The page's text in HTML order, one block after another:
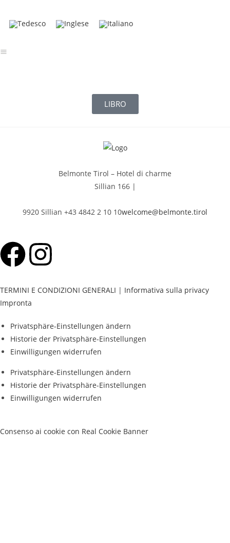
LIBRO
Belmonte Tirol – Hotel di charme
Sillian 166 |
9920 Sillian +43 4842 2 10 10welcome@belmonte.tirol
TERMINI E CONDIZIONI GENERALI | Informativa sulla privacy
Impronta
Privatsphäre-Einstellungen ändern
Historie der Privatsphäre-Einstellungen
Einwilligungen widerrufen
Privatsphäre-Einstellungen ändern
Historie der Privatsphäre-Einstellungen
Einwilligungen widerrufen
Consenso ai cookie con Real Cookie Banner